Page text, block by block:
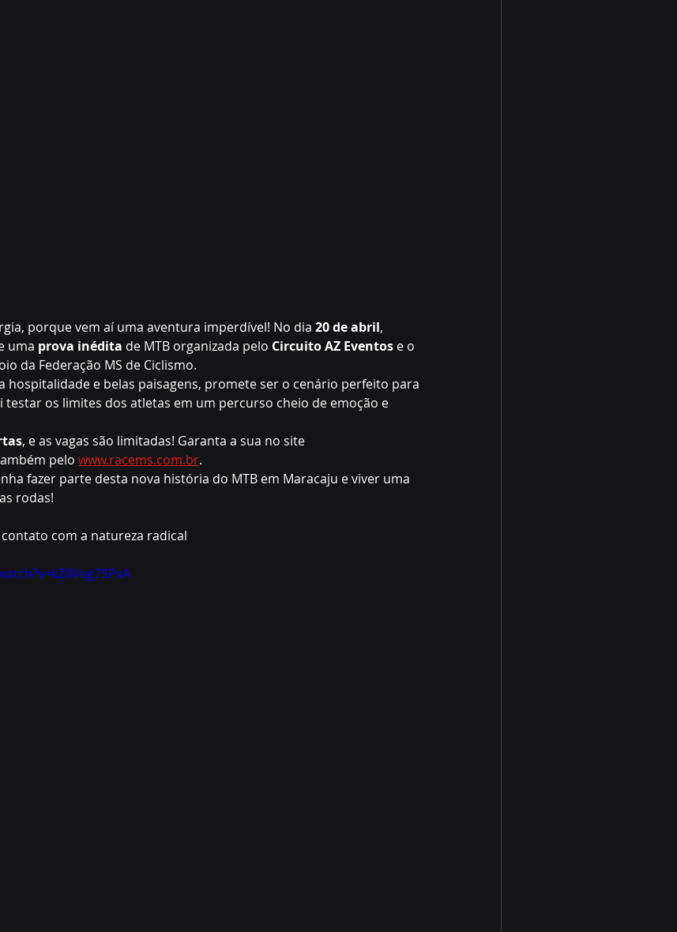
porque vem aí uma aventura imperdível! No dia 20 de abril,
uma prova inédita de MTB organizada pelo Circuito AZ Eventos e o
da Federação MS de Ciclismo.
hospitalidade e belas paisagens, promete ser o cenário perfeito para
testar os limites dos atletas em um percurso cheio de emoção e
, e as vagas são limitadas! Garanta a sua no site
pelo www.racems.com.br.
fazer parte desta nova história do MTB em Maracaju e viver uma
rodas!
com a natureza radical